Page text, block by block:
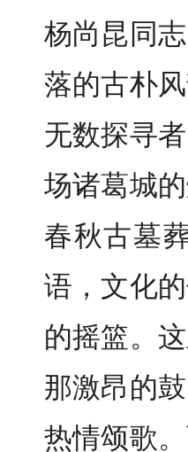
杨尚昆同
落的古朴
无数探寻
场诸葛城
春秋古墓
语，文化
的摇篮。
那激昂的
热情颂歌